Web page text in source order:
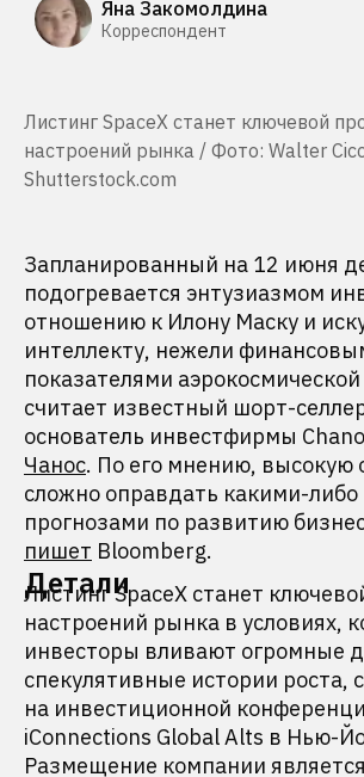
Яна Закомолдина
Корреспондент
Листинг SpaceX станет ключевой
настроений рынка / Фото: Walter
Shutterstock.com
Запланированный на 12 июня
подогревается энтузиазмом
отношению к Илону Маску и
интеллекту, нежели
показателями
считает известный шорт-
основатель инвестфирмы
Чанос. По его мнению, высокую
сложно оправдать какими-
прогнозами по развитию
пишет Bloomberg.
Детали
Листинг SpaceX станет
настроений рынка в условиях,
инвесторы вливают огромные
спекулятивные истории роста,
на инвестиционной
iConnections Global Alts в Нью-
Размещение компании